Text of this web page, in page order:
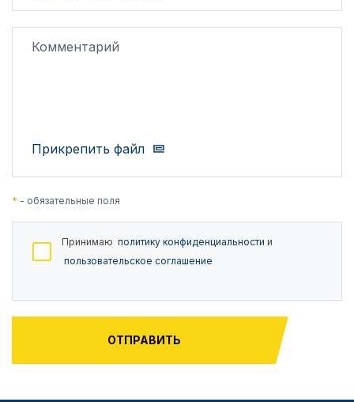
Комментарий
Прикрепить файл
* - обязательные поля
Принимаю политику конфиденциальности и
пользовательское соглашение